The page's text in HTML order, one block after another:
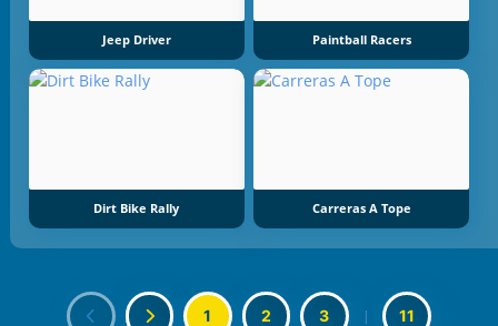
Jeep Driver Paintball Racers
Dirt Bike Rally Carreras A Tope
1 2 3 | 11